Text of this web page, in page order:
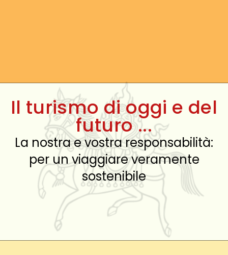
Il turismo di oggi e del
futuro ...
La nostra e vostra responsabilità:
per un viaggiare veramente
sostenibile